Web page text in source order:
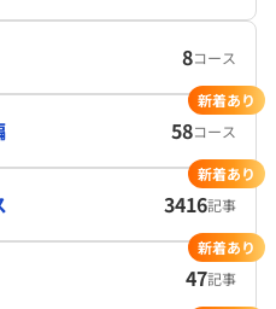
8コース
58コース
新着あり
3416記事
新着あり
47記事
新着あり